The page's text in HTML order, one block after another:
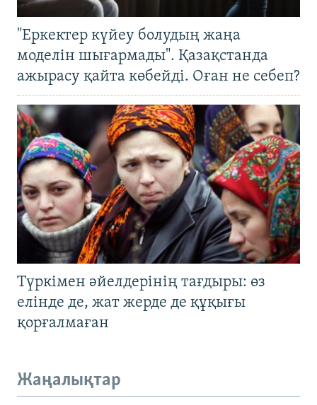
"Еркектер күйеу болудың жаңа
моделін шығармады". Қазақстанда
ажырасу қайта көбейді. Оған не себеп?
Түркімен әйелдерінің тағдыры: өз
елінде де, жат жерде де құқығы
қорғалмаған
Жаңалықтар